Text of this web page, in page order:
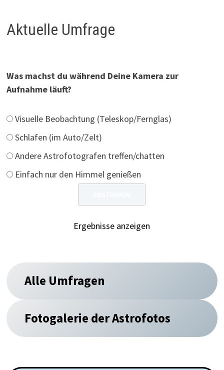
Aktuelle Umfrage
Was machst du während Deine Kamera zur
Aufnahme läuft?
Visuelle Beobachtung (Teleskop/Fernglas)
Schlafen (im Auto/Zelt)
Andere Astrofotografen treffen/chatten
Einfach nur den Himmel genießen
Ergebnisse anzeigen
Alle Umfragen
Fotogalerie der Astrofotos